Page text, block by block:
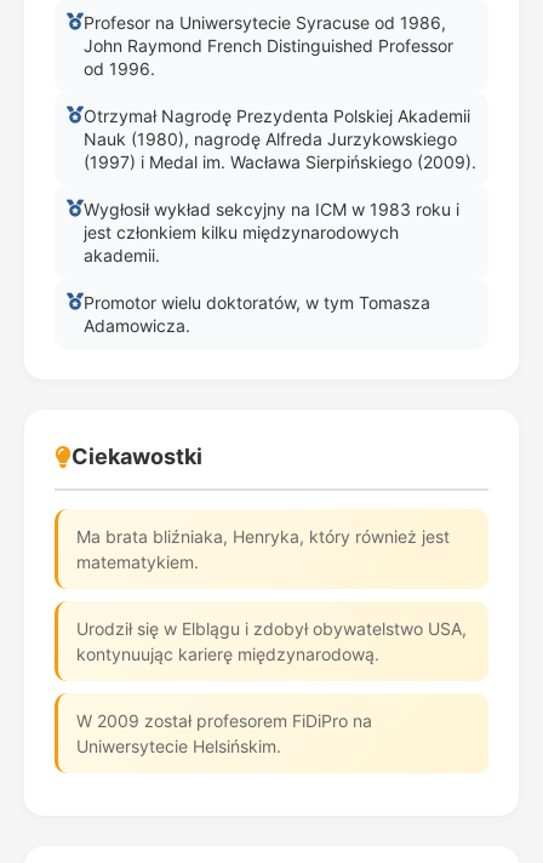
Profesor na Uniwersytecie Syracuse od 1986,
John Raymond French Distinguished Professor
od 1996.
Otrzymał Nagrodę Prezydenta Polskiej Akademii
Nauk (1980), nagrodę Alfreda Jurzykowskiego
(1997) i Medal im. Wacława Sierpińskiego (2009).
Wygłosił wykład sekcyjny na ICM w 1983 roku i
jest członkiem kilku międzynarodowych
akademii.
Promotor wielu doktoratów, w tym Tomasza
Adamowicza.
Ciekawostki
Ma brata bliźniaka, Henryka, który również jest
matematykiem.
Urodził się w Elblągu i zdobył obywatelstwo USA,
kontynuując karierę międzynarodową.
W 2009 został profesorem FiDiPro na
Uniwersytecie Helsińskim.